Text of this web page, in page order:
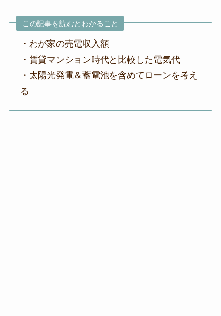
この記事を読むとわかること
・わが家の売電収入額
・賃貸マンション時代と比較した電気代
・太陽光発電＆蓄電池を含めてローンを考え
る